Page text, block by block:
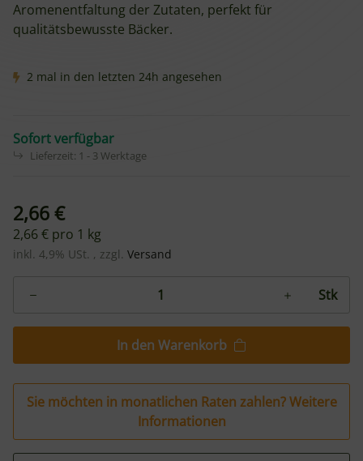
Aromenentfaltung der Zutaten, perfekt für
qualitätsbewusste Bäcker.
2 mal in den letzten 24h angesehen
Sofort verfügbar
Lieferzeit: 1 - 3 Werktage
2,66 €
2,66 € pro 1 kg
inkl. 4,9% USt. , zzgl. Versand
Stk
In den Warenkorb
Sie möchten in monatlichen Raten zahlen?Weitere
Informationen